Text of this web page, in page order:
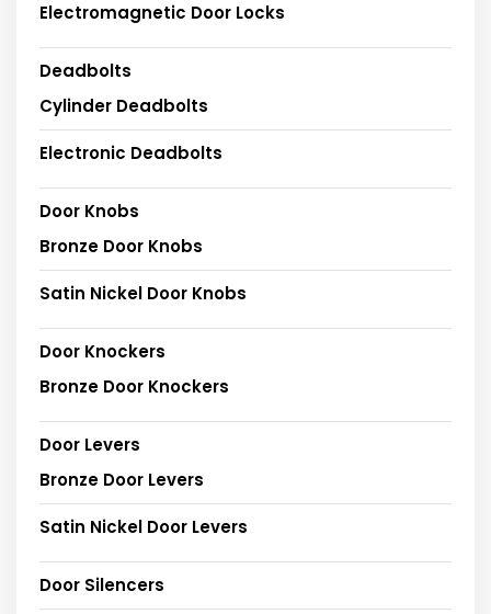
Electromagnetic Door Locks
Deadbolts
Cylinder Deadbolts
Electronic Deadbolts
Door Knobs
Bronze Door Knobs
Satin Nickel Door Knobs
Door Knockers
Bronze Door Knockers
Door Levers
Bronze Door Levers
Satin Nickel Door Levers
Door Silencers